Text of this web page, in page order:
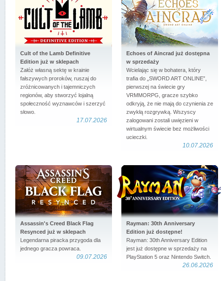
Cult of the Lamb Definitive
Edition już w sklepach
Załóż własną sektę w krainie
fałszywych proroków, ruszaj do
zróżnicowanych i tajemniczych
regionów, aby stworzyć lojalną
społeczność wyznawców i szerzyć
słowo.
17.07.2026
Echoes of Aincrad już dostępna
w sprzedaży
Wcielając się w bohatera, który
trafia do „SWORD ART ONLINE”,
pierwszej na świecie gry
VRMMORPG, gracze szybko
odkryją, że nie mają do czynienia ze
zwykłą rozgrywką. Wszyscy
zalogowani zostali uwięzieni w
wirtualnym świecie bez możliwości
ucieczki.
10.07.2026
Assassin's Creed Black Flag
Resynced już w sklepach
Legendarna piracka przygoda dla
jednego gracza powraca.
09.07.2026
Rayman: 30th Anniversary
Edition już dostępne!
Rayman: 30th Anniversary Edition
jest już dostępne w sprzedaży na
PlayStation 5 oraz Nintendo Switch.
26.06.2026